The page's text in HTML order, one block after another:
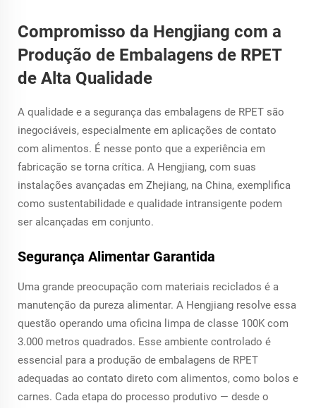
Compromisso da Hengjiang com a
Produção de Embalagens de RPET
de Alta Qualidade
A qualidade e a segurança das embalagens de RPET são
inegociáveis, especialmente em aplicações de contato
com alimentos. É nesse ponto que a experiência em
fabricação se torna crítica. A Hengjiang, com suas
instalações avançadas em Zhejiang, na China, exemplifica
como sustentabilidade e qualidade intransigente podem
ser alcançadas em conjunto.
Segurança Alimentar Garantida
Uma grande preocupação com materiais reciclados é a
manutenção da pureza alimentar. A Hengjiang resolve essa
questão operando uma oficina limpa de classe 100K com
3.000 metros quadrados. Esse ambiente controlado é
essencial para a produção de embalagens de RPET
adequadas ao contato direto com alimentos, como bolos e
carnes. Cada etapa do processo produtivo — desde o